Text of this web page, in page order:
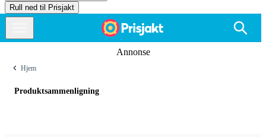
Rull ned til Prisjakt
Annonse
Hjem
Produktsammenligning